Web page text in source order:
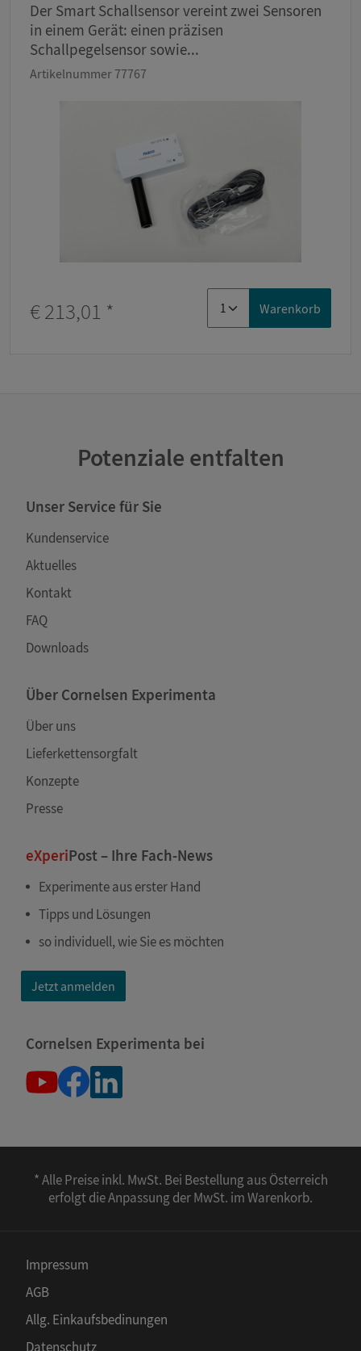
Der Smart Schallsensor vereint zwei Sensoren
in einem Gerät: einen präzisen
Schallpegelsensor sowie...
Artikelnummer 77767
€ 213,01 * Warenkorb
Potenziale entfalten
Unser Service für Sie
Kundenservice
Aktuelles
Kontakt
FAQ
Downloads
Über Cornelsen Experimenta
Über uns
Lieferkettensorgfalt
Konzepte
Presse
eXperiPost – Ihre Fach-News
Experimente aus erster Hand
Tipps und Lösungen
so individuell, wie Sie es möchten
Jetzt anmelden
Cornelsen Experimenta bei
* Alle Preise inkl. MwSt. Bei Bestellung aus Österreich
erfolgt die Anpassung der MwSt. im Warenkorb.
Impressum
AGB
Allg. Einkaufsbedinungen
Datenschutz